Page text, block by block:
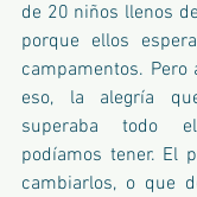
de 20 niños llenos
porque ellos
campamentos.
eso, la alegría
superaba todo
podíamos tener. El
cambiarlos, o que